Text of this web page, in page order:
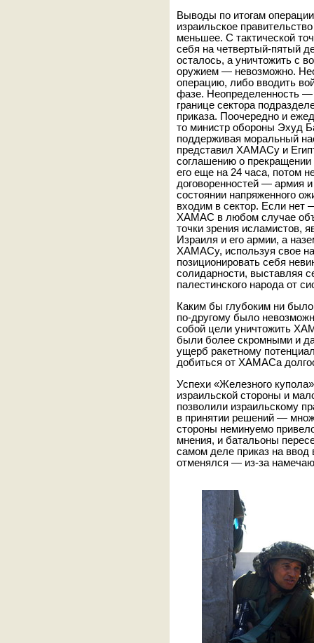
Выводы по итогам
израильское
меньшее. С тактической
себя на четвертый-пятый
осталось, а уничтожить с
оружием — невозможно.
операцию, либо вводить
фазе. Неопределенность —
границе сектора
приказа. Поочередно и
то министр обороны Эхуд
поддерживая моральный
представил ХАМАСу и
соглашению о прекращении
его еще на 24 часа, потом
договоренностей — армия
состоянии напряженного
входим в сектор. Если
ХАМАС в любом случае
точки зрения исламистов,
Израиля и его армии, а
ХАМАСу, используя свое
позиционировать себя
солидарности, выставляя
палестинского народа от
Каким бы глубоким ни
по-другому было
собой цели уничтожить
были более скромными и
ущерб ракетному
добиться от ХАМАСа
Успехи «Железного
израильской стороны и
позволили израильскому
в принятии решений —
стороны неминуемо
мнения, и батальоны
самом деле приказ на
отменялся — из-за